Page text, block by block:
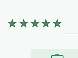
Gelegenheden
Snackpots
Geen